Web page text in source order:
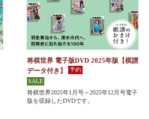
将棋世界 電子版DVD 2025年版【棋譜
データ付き】
将棋世界2025年1月号～2025年12月号電子
版を収録したDVDです。